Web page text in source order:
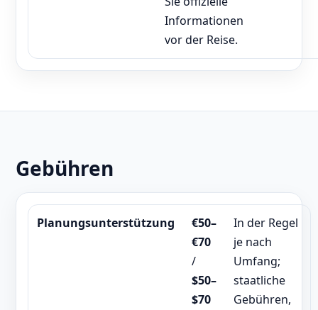
Informationen
vor der Reise.
Gebühren
Planungsunterstützung
€50–
€70
/
$50–
$70
In der Regel
je nach
Umfang;
staatliche
Gebühren,